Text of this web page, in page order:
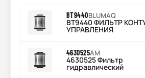
BT9440BLUMAQ
BT9440 ФИЛЬТР
УПРАВЛЕНИЯ
4630525AM
4630525 Фильтр
гидравлический